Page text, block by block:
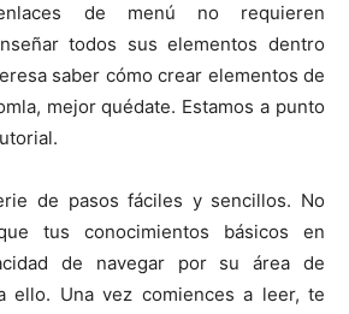
de menú no requieren
todos sus elementos dentro
saber cómo crear elementos de
mejor quédate. Estamos a punto
de pasos fáciles y sencillos. No
tus conocimientos básicos en
de navegar por su área de
ello. Una vez comiences a leer, te